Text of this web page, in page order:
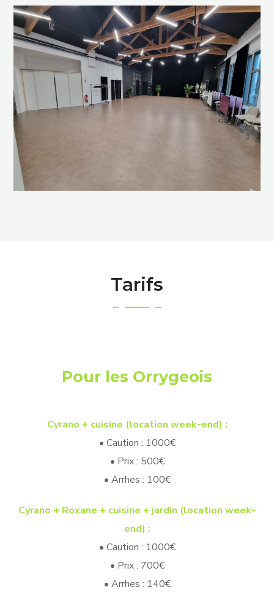
Tarifs
Pour les Orrygeois
Cyrano + cuisine (location week-end) :
• Caution : 1000€
• Prix : 500€
• Arrhes : 100€
Cyrano + Roxane + cuisine + jardin (location week-
end) :
• Caution : 1000€
• Prix : 700€
• Arrhes : 140€